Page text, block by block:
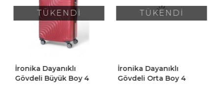
TÜKENDİ
İronika Dayanıklı
Gövdeli Büyük Boy 4
TÜKENDİ
İronika Dayanıklı
Gövdeli Orta Boy 4